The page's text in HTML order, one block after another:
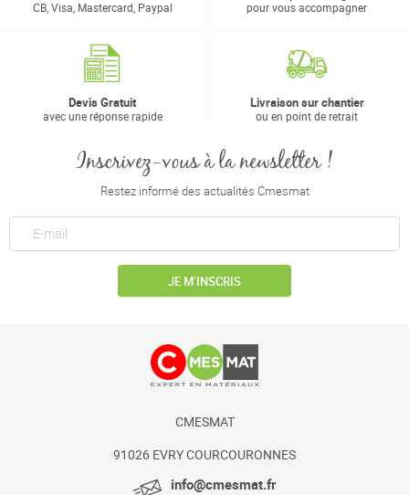
CB, Visa, Mastercard, Paypal pour vous accompagner
Devis Gratuit
avec une réponse rapide
Livraison sur chantier
ou en point de retrait
Inscrivez-vous à la newsletter !
Restez informé des actualités Cmesmat
JE M’INSCRIS
CMESMAT
91026 EVRY COURCOURONNES
info@cmesmat.fr